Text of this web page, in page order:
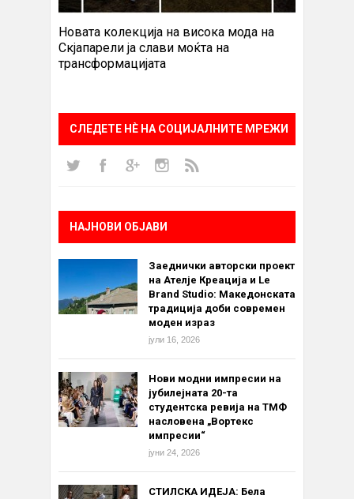
Новата колекција на висока мода на
Скјапарели ја слави моќта на
трансформацијата
СЛЕДЕТЕ НÈ НА СОЦИЈАЛНИТЕ МРЕЖИ
НАЈНОВИ ОБЈАВИ
Заеднички авторски проект
на Ателје Креација и Le
Brand Studio: Македонската
традиција доби современ
моден израз
јули 16, 2026
Нови модни импресии на
јубилејната 20-та
студентска ревија на ТМФ
насловена „Вортекс
импресии“
јуни 24, 2026
СТИЛСКА ИДЕЈА: Бела